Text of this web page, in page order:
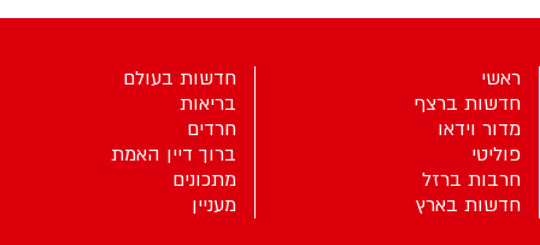
ראשי
חדשות ברצף
מדור וידאו
פוליטי
חרבות ברזל
חדשות בארץ
חדשות בעולם
בריאות
חרדים
ברוך דיין האמת
מתכונים
מעניין